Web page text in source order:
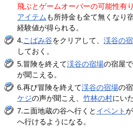
飛ぶとゲームオーバーの可能性有り
アイテム も所持金も全て無くなり
経験値が得られる。
4.こばみ谷をクリアして、渓谷の
しておく。
5.冒険を終えて渓谷の宿場の宿屋
が聞こえる。
6.再び冒険を終えて渓谷の宿場の
ケジの声が聞こえ、竹林の村にい
7.ニ面地蔵の谷へ行くと イベント
へ行けるようになる。